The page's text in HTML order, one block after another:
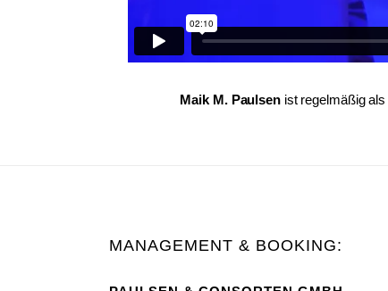
Maik M. Paulsenist regelmäßig als
MANAGEMENT & BOOKING: